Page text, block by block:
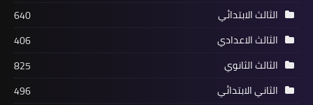
الثالث الابتدائي
640
الثالث الاعدادي
406
الثالث الثانوي
825
الثاني الابتدائي
496